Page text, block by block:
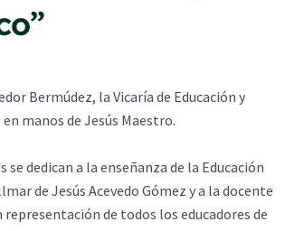
Bermúdez, la Vicaría de Educación y
manos de Jesús Maestro.
dedican a la enseñanza de la Educación
de Jesús Acevedo Gómez y a la docente
de todos los educadores de